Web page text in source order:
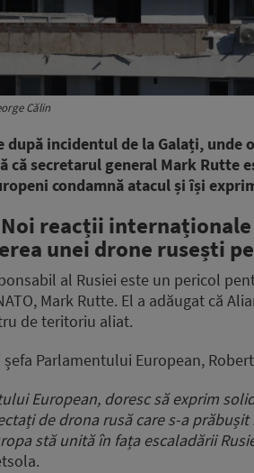
Călin
incidentul de la Galați, unde
că secretarul general Mark
condamnă atacul și își
Noi reacții
unei drone rusești
al Rusiei este un pericol
Mark Rutte. El a adăugat că
de teritoriu aliat.
șefa Parlamentului European,
European, doresc să exprim
de drona rusă care s-a
stă unită în fața escaladării